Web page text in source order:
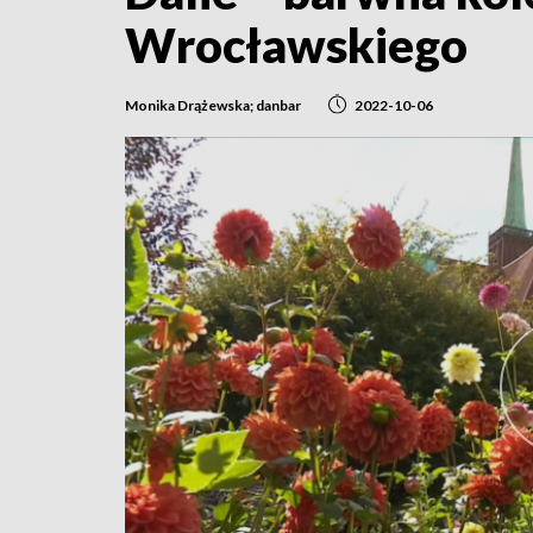
Wrocławskiego
Monika Drążewska; danbar 2022-10-06